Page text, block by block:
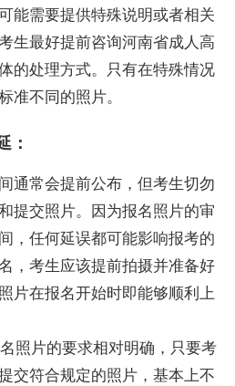
能需要提供特殊说明或者相关
生最好提前咨询河南省成人高
的处理方式。只有在特殊情况
准不同的照片。
：
通常会提前公布，但考生切勿
提交照片。因为报名照片的审
，任何延误都可能影响报考的
，考生应该提前拍摄并准备好
片在报名开始时即能够顺利上
照片的要求相对明确，只要考
交符合规定的照片，基本上不